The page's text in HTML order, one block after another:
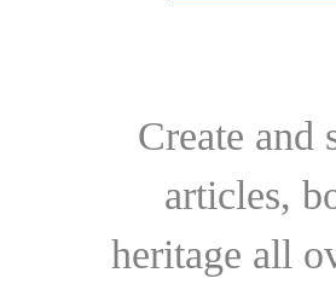
Create and
articles,
heritage all